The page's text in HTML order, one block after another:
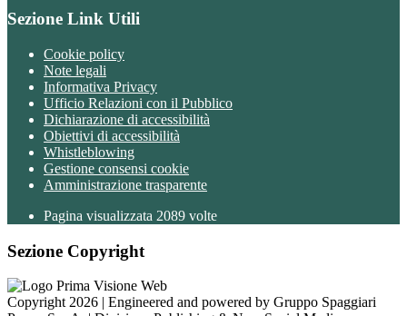
Sezione Link Utili
Cookie policy
Note legali
Informativa Privacy
Ufficio Relazioni con il Pubblico
Dichiarazione di accessibilità
Obiettivi di accessibilità
Whistleblowing
Gestione consensi cookie
Amministrazione trasparente
Pagina visualizzata 2089 volte
Sezione Copyright
Copyright 2026 | Engineered and powered by Gruppo Spaggiari